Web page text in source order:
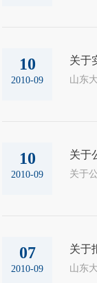
10
2010-09
关于
山东
10
2010-09
关于
07
2010-09
关于
山东